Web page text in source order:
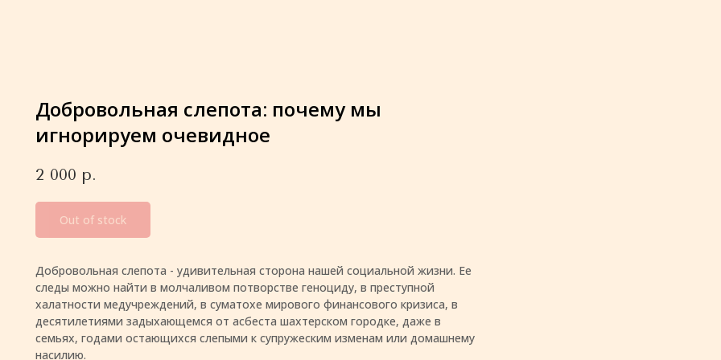
Добровольная слепота: почему мы
игнорируем очевидное
2 000 р.
Out of stock
Добровольная слепота - удивительная сторона нашей социальной жизни. Ее
следы можно найти в молчаливом потворстве геноциду, в преступной
халатности медучреждений, в суматохе мирового финансового кризиса, в
десятилетиями задыхающемся от асбеста шахтерском городке, даже в
семьях, годами остающихся слепыми к супружеским изменам или домашнему
насилию.